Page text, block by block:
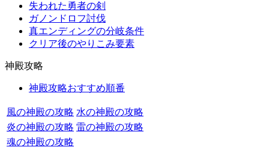
失われた勇者の剣
ガノンドロフ討伐
真エンディングの分岐条件
クリア後のやりこみ要素
神殿攻略
神殿攻略おすすめ順番
風の神殿の攻略 水の神殿の攻略
炎の神殿の攻略 雷の神殿の攻略
魂の神殿の攻略